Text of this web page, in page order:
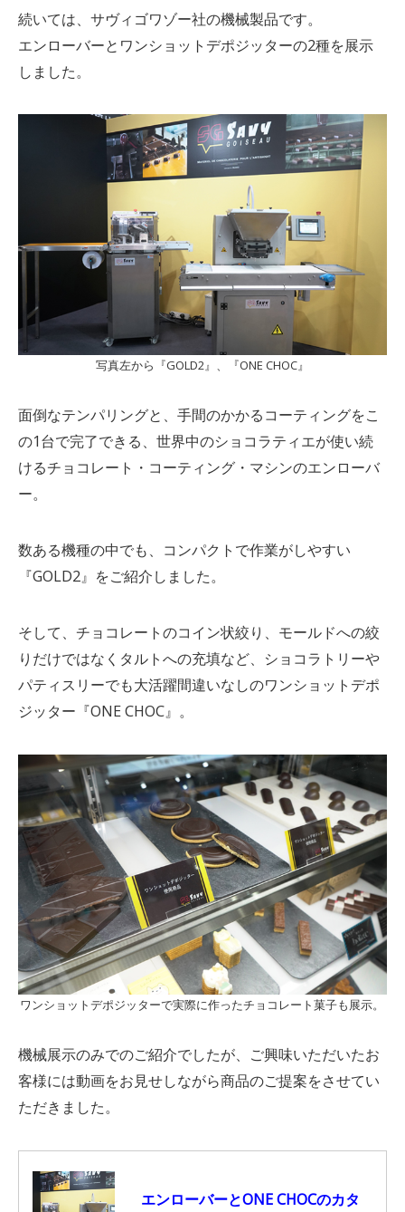
続いては、サヴィゴワゾー社の機械製品です。
エンローバーとワンショットデポジッターの2種を展示
しました。
写真左から『GOLD2』、『ONE CHOC』
面倒なテンパリングと、手間のかかるコーティングをこ
の1台で完了できる、世界中のショコラティエが使い続
けるチョコレート・コーティング・マシンのエンローバ
ー。
数ある機種の中でも、コンパクトで作業がしやすい
『GOLD2』をご紹介しました。
そして、チョコレートのコイン状絞り、モールドへの絞
りだけではなくタルトへの充填など、ショコラトリーや
パティスリーでも大活躍間違いなしのワンショットデポ
ジッター『ONE CHOC』。
ワンショットデポジッターで実際に作ったチョコレート菓子も展示。
機械展示のみでのご紹介でしたが、ご興味いただいたお
客様には動画をお見せしながら商品のご提案をさせてい
ただきました。
エンローバーとONE CHOCのカタ